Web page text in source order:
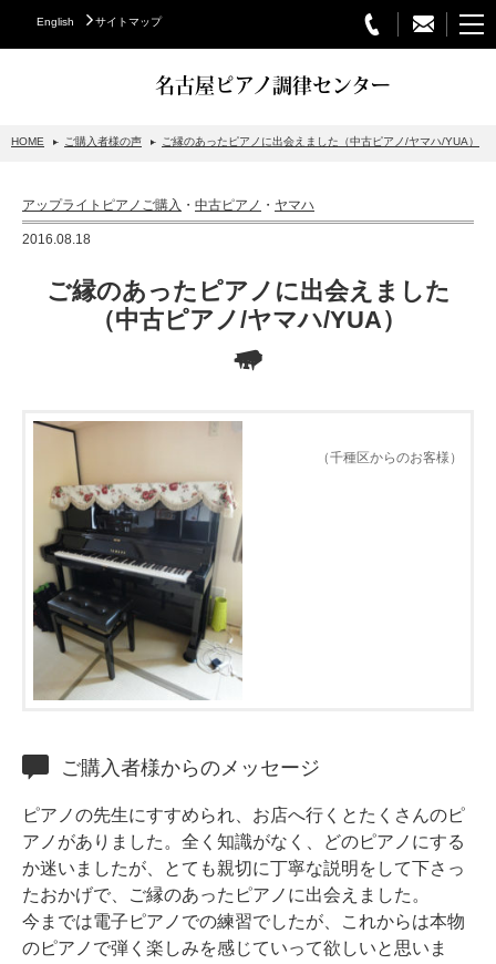
English サイトマップ
名古屋ピアノ調律センター
スタインウェイについて
アップライトピアノ
ベヒシュタイングランドピアノ
ベヒシュタインアップライトピアノ
ホフマングランドピアノ
ホフマンアップライトピアノ
中古ピアノ
修理
タッチ・音色の調整
ピアノクリーニングと引越し
ピアノレンタル
HOME ご購入者様の声 ご縁のあったピアノに出会えました（中古ピアノ/ヤマハ/YUA）
アップライトピアノご購入 ・ 中古ピアノ ・ ヤマハ
2016.08.18
ご縁のあったピアノに出会えました
（中古ピアノ/ヤマハ/YUA）
（千種区からのお客様）
ご購入者様からのメッセージ
ピアノの先生にすすめられ、お店へ行くとたくさんのピ
アノがありました。全く知識がなく、どのピアノにする
か迷いましたが、とても親切に丁寧な説明をして下さっ
たおかげで、ご縁のあったピアノに出会えました。
今までは電子ピアノでの練習でしたが、これからは本物
のピアノで弾く楽しみを感じていって欲しいと思いま